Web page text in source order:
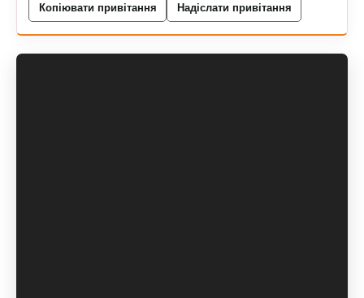
Копіювати привітання Надіслати привітання